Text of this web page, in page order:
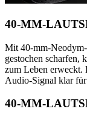
40-MM-
Mit 40-mm-
gestochen scharfen,
zum Leben erweckt.
Audio-Signal klar
40-MM-